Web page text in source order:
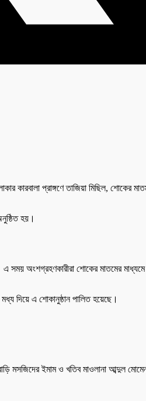
কারবালা প্রাঙ্গণে তাজিয়া মিছিল, শোকের
হয়।
অংশগ্রহণকারীরা শোকের মাতমের মাধ্যমে
দিয়ে এ শোকানুষ্ঠান পালিত হয়েছে।
মসজিদের ইমাম ও খতিব মাওলানা আব্দুল